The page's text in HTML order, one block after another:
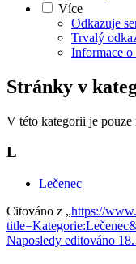
Více
Odkazuje
Trvalý
Informace o
Stránky v
V této kategorii je pouze
L
Lečenec
Citováno z „https://
Naposledy editováno